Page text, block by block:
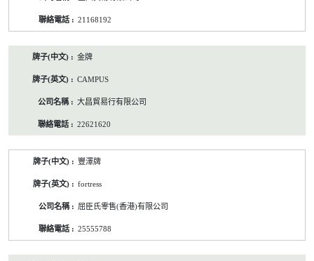
21168192
金牌
CAMPUS
大昌貿易行有限公司
22621620
豐澤牌
fortress
屈臣氏零售(香港)有限公司
25555788